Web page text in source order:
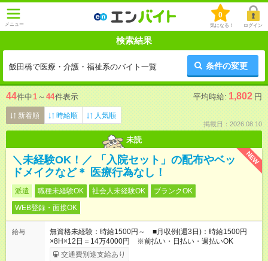
メニュー
0
気になる！ ログイン
検索結果
飯田橋で医療・介護・福祉系のバイト一覧 条件の変更
44件中1 ～ 44件表示 平均時給: 1,802 円
新着順 時給順 人気順
掲載日：2026.08.10
未読
NEW
＼未経験OK！／ 「入院セット」の配布やベッ
ドメイクなど＊ 医療行為なし！
派遣 職種未経験OK 社会人未経験OK
ブランクOK
WEB登録・面接OK
給与
無資格未経験：時給1500円～ ■月収例(週3日)：時給1500円
×8H×12日＝14万4000円 ※前払い・日払い・週払いOK
交通費別途支給あり